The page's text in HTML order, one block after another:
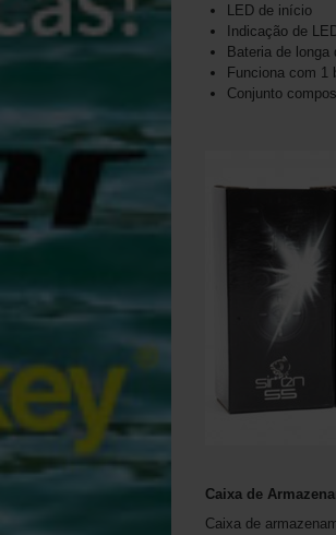
LED de início
Indicação de
Bateria de longa
Funciona com 1
Conjunto
Caixa de
Caixa de